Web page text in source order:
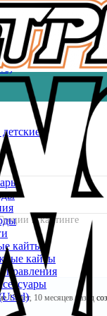
кайты
кайты
и кайтинге
15 лет, 10 месяцев назад